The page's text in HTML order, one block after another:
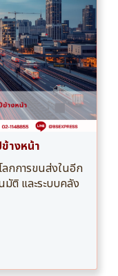
างหน้า
ลกการขนส่งในอีก
ติ และระบบคลัง